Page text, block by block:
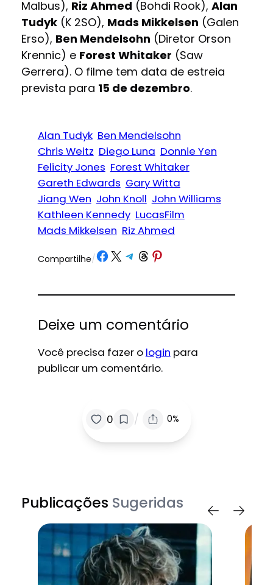
Malbus), Riz Ahmed (Bohdi Rook), Alan
Tudyk(K 2SO), Mads Mikkelsen (Galen
Erso), Ben Mendelsohn (Diretor Orson
Krennic) e Forest Whitaker (Saw
Gerrera). O filme tem data de estreia
prevista para 15 de dezembro.
Alan Tudyk Ben Mendelsohn
Chris Weitz Diego Luna Donnie Yen
Felicity Jones Forest Whitaker
Gareth Edwards Gary Witta
Jiang Wen John Knoll John Williams
Kathleen Kennedy LucasFilm
Mads Mikkelsen Riz Ahmed
Compartilhe/Share on Facebook
Share on X Share on Telegram
Share on Threads
Share on Pinterest
Deixe um comentário
Você precisa fazer o login para
publicar um comentário.
0 / 0%
Publicações Sugeridas